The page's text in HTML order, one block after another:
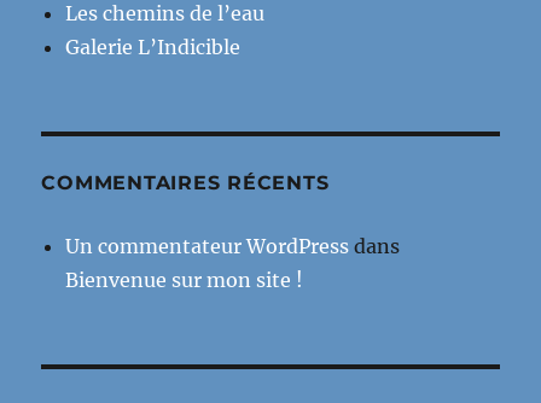
Les chemins de l’eau
Galerie L’Indicible
COMMENTAIRES RÉCENTS
Un commentateur WordPress dans
Bienvenue sur mon site !